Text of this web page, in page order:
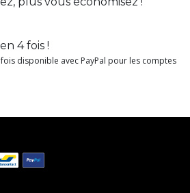
4 fois !
disponible avec PayPal pour les comptes